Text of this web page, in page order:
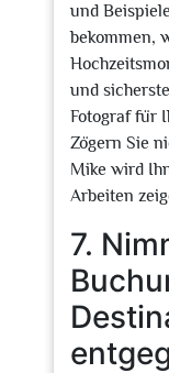
und
bekommen,
und
Fotograf für
Zögern Sie
Mike wird
Arbeiten
7.